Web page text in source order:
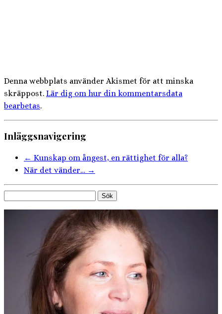
Denna webbplats använder Akismet för att minska
skräppost. Lär dig om hur din kommentarsdata
bearbetas.
Inläggsnavigering
← Kunskap om ångest, en rättighet för alla?
När det vänder… →
efter: